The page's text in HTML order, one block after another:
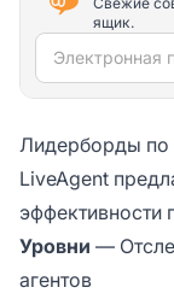
ящик.
Электронная
Лидерборды по
LiveAgent
Уровни —
агентов